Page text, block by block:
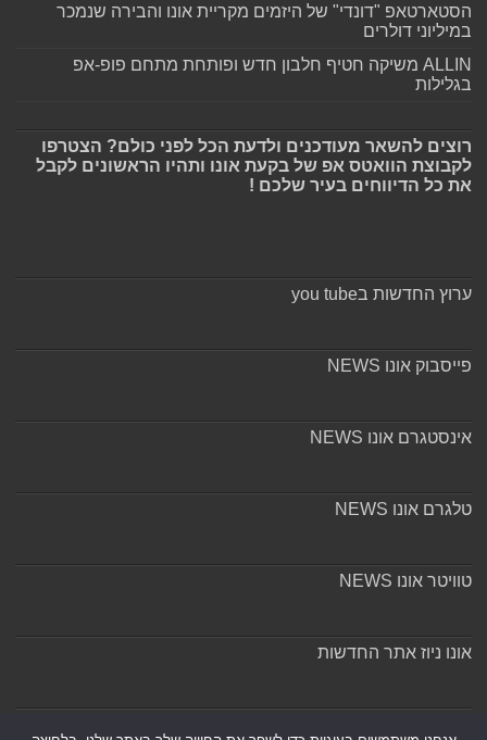
הסטארטאפ "דונדי" של היזמים מקריית אונו והבירה שנמכר
במיליוני דולרים
ALLIN משיקה חטיף חלבון חדש ופותחת מתחם פופ-אפ
בגלילות
רוצים להשאר מעודכנים ולדעת הכל לפני כולם? הצטרפו
לקבוצת הוואטס אפ של בקעת אונו ותהיו הראשונים לקבל
את כל הדיווחים בעיר שלכם !
ערוץ החדשות בyou tube
פייסבוק אונו NEWS
אינסטגרם אונו NEWS
טלגרם אונו NEWS
טוויטר אונו NEWS
אונו ניוז אתר החדשות